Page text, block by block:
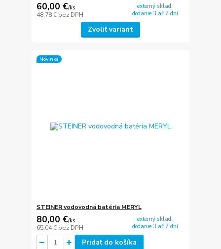
60,00 €/ks
48,78 € bez DPH
externý sklad,
dodanie 3 až 7 dní
Zvoliť variant
Novinka
STEINER vodovodná batéria MERYL
80,00 €/ks
65,04 € bez DPH
externý sklad,
dodanie 3 až 7 dní
Pridať do košíka